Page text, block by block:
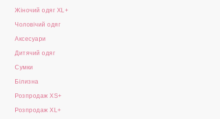
Жіночий одяг XL+
Чоловічий одяг
Аксесуари
Дитячий одяг
Сумки
Білизна
Розпродаж XS+
Розпродаж XL+